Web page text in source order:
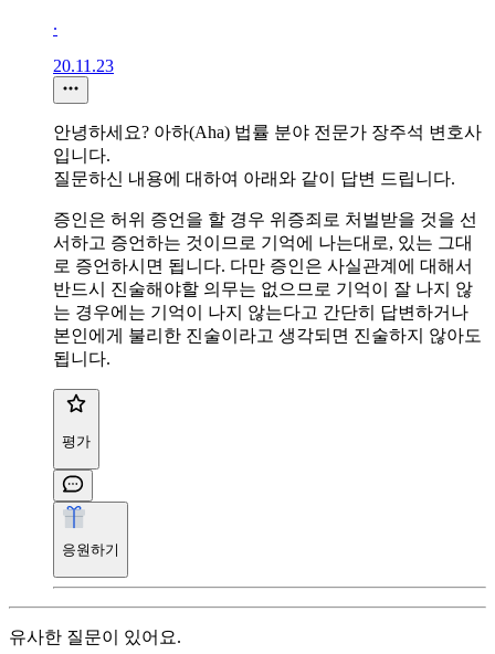
∙
20.11.23
안녕하세요? 아하(Aha) 법률 분야 전문가 장주석 변호사
입니다.
질문하신 내용에 대하여 아래와 같이 답변 드립니다.
증인은 허위 증언을 할 경우 위증죄로 처벌받을 것을 선
서하고 증언하는 것이므로 기억에 나는대로, 있는 그대
로 증언하시면 됩니다. 다만 증인은 사실관계에 대해서
반드시 진술해야할 의무는 없으므로 기억이 잘 나지 않
는 경우에는 기억이 나지 않는다고 간단히 답변하거나
본인에게 불리한 진술이라고 생각되면 진술하지 않아도
됩니다.
평가
응원하기
유사한 질문이 있어요.